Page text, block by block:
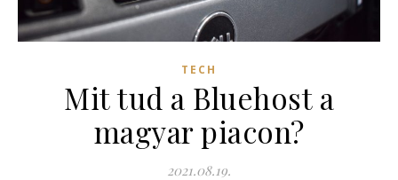
TECH
Mit tud a Bluehost a
magyar piacon?
2021.08.19.